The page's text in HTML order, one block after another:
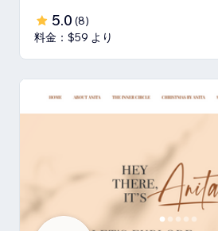
5.0 (8)
料金：$59 より